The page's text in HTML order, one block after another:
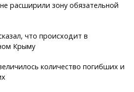
расширили зону обязательной
что происходит в
Крыму
количество погибших и